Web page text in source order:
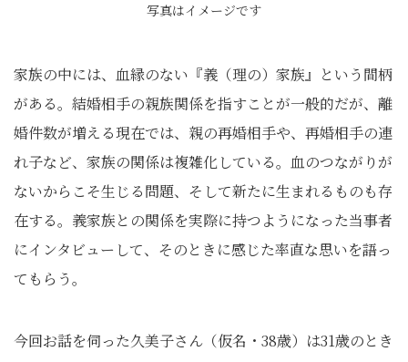
写真はイメージです
家族の中には、血縁のない『義（理の）家族』という間柄
がある。結婚相手の親族関係を指すことが一般的だが、離
婚件数が増える現在では、親の再婚相手や、再婚相手の連
れ子など、家族の関係は複雑化している。血のつながりが
ないからこそ生じる問題、そして新たに生まれるものも存
在する。義家族との関係を実際に持つようになった当事者
にインタビューして、そのときに感じた率直な思いを語っ
てもらう。
今回お話を伺った久美子さん（仮名・38歳）は31歳のとき